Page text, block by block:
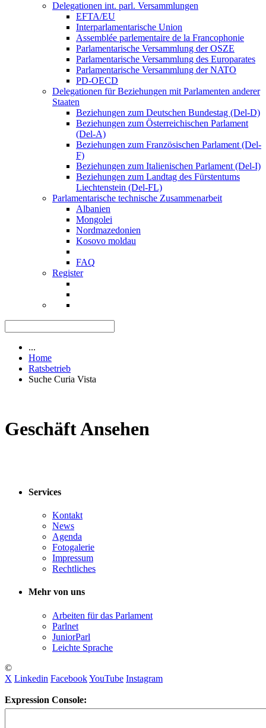
Delegationen int. parl. Versammlungen
EFTA/EU
Interparlamentarische Union
Assemblée parlementaire de la Francophonie
Parlamentarische Versammlung der OSZE
Parlamentarische Versammlung des Europarates
Parlamentarische Versammlung der NATO
PD-OECD
Delegationen für Beziehungen mit Parlamenten anderer
Staaten
Beziehungen zum Deutschen Bundestag (Del-D)
Beziehungen zum Österreichischen Parlament
(Del-A)
Beziehungen zum Französischen Parlament (Del-
F)
Beziehungen zum Italienischen Parlament (Del-I)
Beziehungen zum Landtag des Fürstentums
Liechtenstein (Del-FL)
Parlamentarische technische Zusammenarbeit
Albanien
Mongolei
Nordmazedonien
Kosovo moldau
FAQ
Register
...
Home
Ratsbetrieb
Suche Curia Vista
Geschäft Ansehen
Services
Kontakt
News
Agenda
Fotogalerie
Impressum
Rechtliches
Mehr von uns
Arbeiten für das Parlament
Parlnet
JuniorParl
Leichte Sprache
©
X Linkedin FacebookYouTube Instagram
Expression Console: